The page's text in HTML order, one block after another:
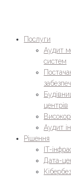
Послуги
Аудит
систем
центрів
Аудит
Рішення
IT-
Дата-